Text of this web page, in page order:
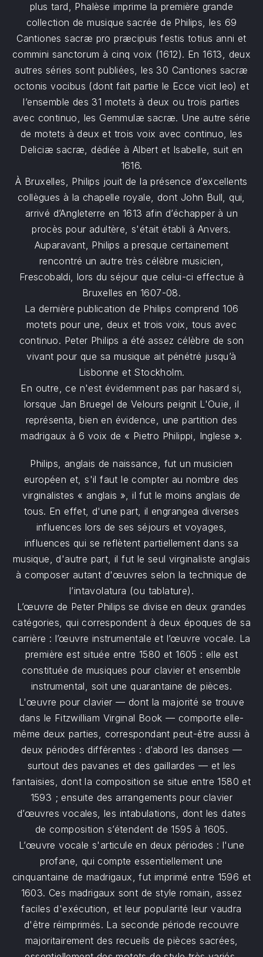
plus tard, Phalèse imprime la première grande
collection de musique sacrée de Philips, les 69
Cantiones sacræ pro præcipuis festis totius anni et
commini sanctorum à cinq voix (1612). En 1613, deux
autres séries sont publiées, les 30 Cantiones sacræ
octonis vocibus (dont fait partie le Ecce vicit leo) et
l’ensemble des 31 motets à deux ou trois parties
avec continuo, les Gemmulæ sacræ. Une autre série
de motets à deux et trois voix avec continuo, les
Deliciæ sacræ, dédiée à Albert et Isabelle, suit en
1616.
À Bruxelles, Philips jouit de la présence d’excellents
collègues à la chapelle royale, dont John Bull, qui,
arrivé d’Angleterre en 1613 afin d’échapper à un
procès pour adultère, s'était établi à Anvers.
Auparavant, Philips a presque certainement
rencontré un autre très célèbre musicien,
Frescobaldi, lors du séjour que celui-ci effectue à
Bruxelles en 1607-08.
La dernière publication de Philips comprend 106
motets pour une, deux et trois voix, tous avec
continuo. Peter Philips a été assez célèbre de son
vivant pour que sa musique ait pénétré jusqu’à
Lisbonne et Stockholm.
En outre, ce n'est évidemment pas par hasard si,
lorsque Jan Bruegel de Velours peignit L'Ouïe, il
représenta, bien en évidence, une partition des
madrigaux à 6 voix de « Pietro Philippi, Inglese ».
Philips, anglais de naissance, fut un musicien
européen et, s'il faut le compter au nombre des
virginalistes « anglais », il fut le moins anglais de
tous. En effet, d'une part, il engrangea diverses
influences lors de ses séjours et voyages,
influences qui se reflètent partiellement dans sa
musique, d'autre part, il fut le seul virginaliste anglais
à composer autant d'œuvres selon la technique de
l’intavolatura (ou tablature).
L’œuvre de Peter Philips se divise en deux grandes
catégories, qui correspondent à deux époques de sa
carrière : l’œuvre instrumentale et l’œuvre vocale. La
première est située entre 1580 et 1605 : elle est
constituée de musiques pour clavier et ensemble
instrumental, soit une quarantaine de pièces.
L'œuvre pour clavier — dont la majorité se trouve
dans le Fitzwilliam Virginal Book — comporte elle-
même deux parties, correspondant peut-être aussi à
deux périodes différentes : d’abord les danses —
surtout des pavanes et des gaillardes — et les
fantaisies, dont la composition se situe entre 1580 et
1593 ; ensuite des arrangements pour clavier
d’œuvres vocales, les intabulations, dont les dates
de composition s’étendent de 1595 à 1605.
L’œuvre vocale s'articule en deux périodes : l'une
profane, qui compte essentiellement une
cinquantaine de madrigaux, fut imprimé entre 1596 et
1603. Ces madrigaux sont de style romain, assez
faciles d'exécution, et leur popularité leur vaudra
d'être réimprimés. La seconde période recouvre
majoritairement des recueils de pièces sacrées,